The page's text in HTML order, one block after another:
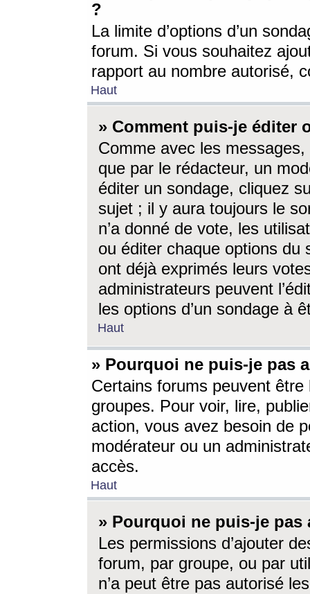
?
La limite d’options d’un
forum. Si vous souhaitez
rapport au nombre autorisé,
Haut
» Comment puis-je éditer
Comme avec les
que par le rédacteur, un
éditer un sondage, cliquez
sujet ; il y aura toujours le
n’a donné de vote, les
ou éditer chaque options du
ont déjà exprimés leurs
administrateurs peuvent
les options d’un sondage à
Haut
» Pourquoi ne puis-je pas
Certains forums peuvent être
groupes. Pour voir, lire,
action, vous avez besoin de
modérateur ou un
accès.
Haut
» Pourquoi ne puis-je
Les permissions d’ajouter
forum, par groupe, ou par
n’a peut être pas autorisé